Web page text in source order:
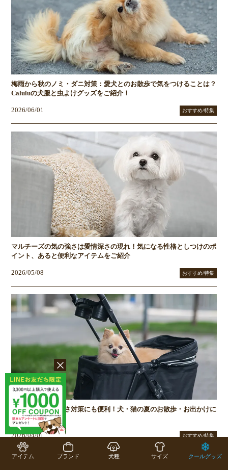
アイテム ブランド 犬種 サイズ クールグッズ
梅雨から秋のノミ・ダニ対策：愛犬とのお散歩で気をつけることは？
Caluluの犬服と虫よけグッズをご紹介！
2026/06/01 おすすめ/特集
マルチーズの気の強さは愛情深さの現れ！気になる性格としつけのポ
イント、あると便利なアイテムをご紹介
2026/05/08 おすすめ/特集
ペットカートは暑さ対策にも便利！犬・猫の夏のお散歩・お出かけに
役立つ活用法
2026/04/01 おすすめ/特集